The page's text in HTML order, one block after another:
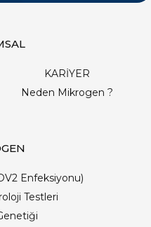
KARİYER
Neden Mikrogen ?
Enfeksiyonu)
Testleri